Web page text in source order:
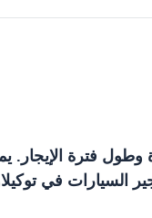
شركات تأجير